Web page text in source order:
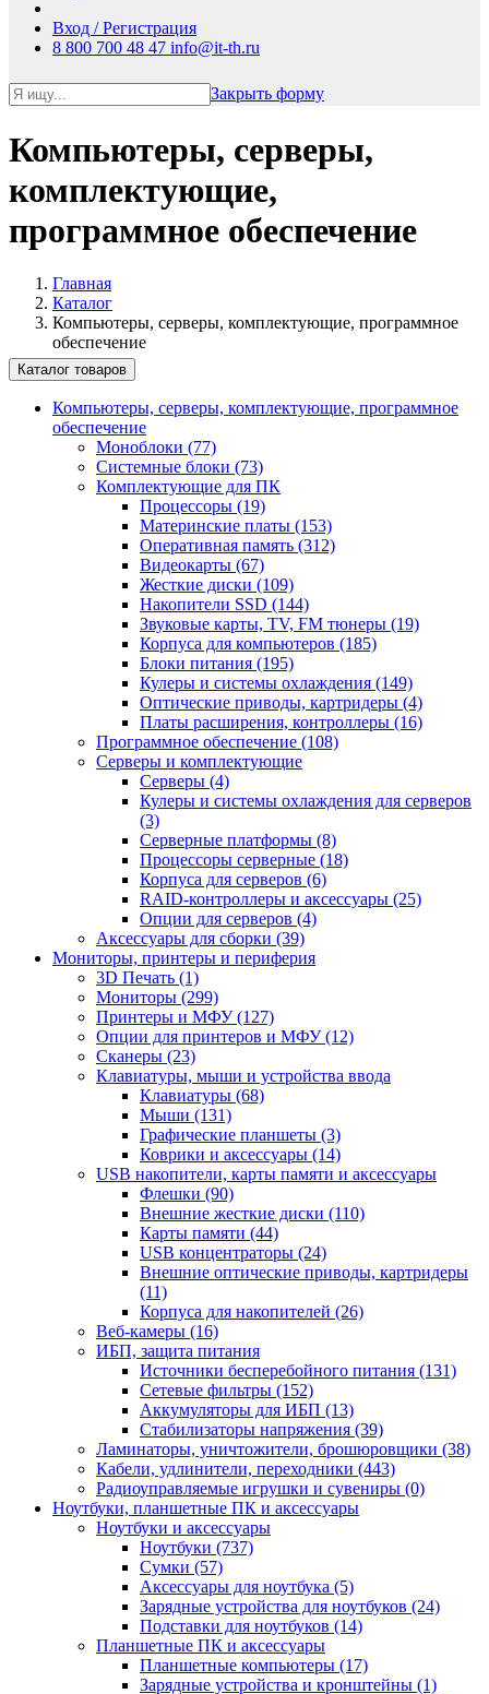
Вход / Регистрация
8 800 700 48 47 info@it-th.ru
Закрыть форму
Компьютеры, серверы,
комплектующие,
программное обеспечение
Главная
Каталог
Компьютеры, серверы, комплектующие, программное
обеспечение
Каталог товаров
Компьютеры, серверы, комплектующие, программное
обеспечение
Моноблоки (77)
Системные блоки (73)
Комплектующие для ПК
Процессоры (19)
Материнские платы (153)
Оперативная память (312)
Видеокарты (67)
Жесткие диски (109)
Накопители SSD (144)
Звуковые карты, TV, FM тюнеры (19)
Корпуса для компьютеров (185)
Блоки питания (195)
Кулеры и системы охлаждения (149)
Оптические приводы, картридеры (4)
Платы расширения, контроллеры (16)
Программное обеспечение (108)
Серверы и комплектующие
Серверы (4)
Кулеры и системы охлаждения для серверов
(3)
Серверные платформы (8)
Процессоры серверные (18)
Корпуса для серверов (6)
RAID-контроллеры и аксессуары (25)
Опции для серверов (4)
Аксессуары для сборки (39)
Мониторы, принтеры и периферия
3D Печать (1)
Мониторы (299)
Принтеры и МФУ (127)
Опции для принтеров и МФУ (12)
Сканеры (23)
Клавиатуры, мыши и устройства ввода
Клавиатуры (68)
Мыши (131)
Графические планшеты (3)
Коврики и аксессуары (14)
USB накопители, карты памяти и аксессуары
Флешки (90)
Внешние жесткие диски (110)
Карты памяти (44)
USB концентраторы (24)
Внешние оптические приводы, картридеры
(11)
Корпуса для накопителей (26)
Веб-камеры (16)
ИБП, защита питания
Источники бесперебойного питания (131)
Сетевые фильтры (152)
Аккумуляторы для ИБП (13)
Стабилизаторы напряжения (39)
Ламинаторы, уничтожители, брошюровщики (38)
Кабели, удлинители, переходники (443)
Радиоуправляемые игрушки и сувениры (0)
Ноутбуки, планшетные ПК и аксессуары
Ноутбуки и аксессуары
Ноутбуки (737)
Сумки (57)
Аксессуары для ноутбука (5)
Зарядные устройства для ноутбуков (24)
Подставки для ноутбуков (14)
Планшетные ПК и аксессуары
Планшетные компьютеры (17)
Зарядные устройства и кронштейны (1)